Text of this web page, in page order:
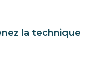
la technique